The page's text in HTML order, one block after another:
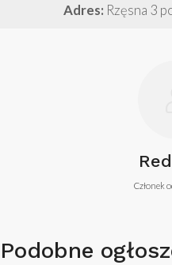
Adres: Rzęsna 3
Członek
Podobne